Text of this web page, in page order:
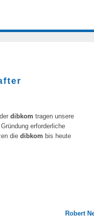
dibkom tragen unsere
erforderliche
die dibkom bis heute
Robert